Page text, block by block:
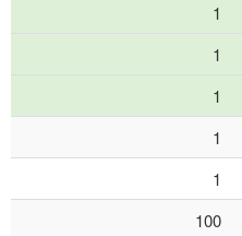
1
1
1
1
1
100